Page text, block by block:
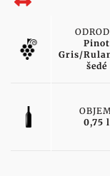
Pinot
Gris/
šedé
0,75 l